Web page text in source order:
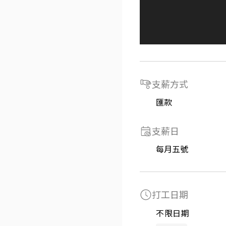
支薪方式
匯款
支薪日
每月五號
打工日期
不限日期